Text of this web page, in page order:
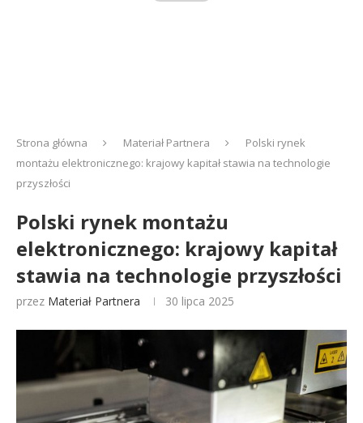
Strona główna Materiał Partnera
Polski rynek
montażu elektronicznego: krajowy kapitał stawia na technologie
przyszłości
Polski rynek montażu
elektronicznego: krajowy kapitał
stawia na technologie przyszłości
przez Materiał Partnera 30 lipca 2025